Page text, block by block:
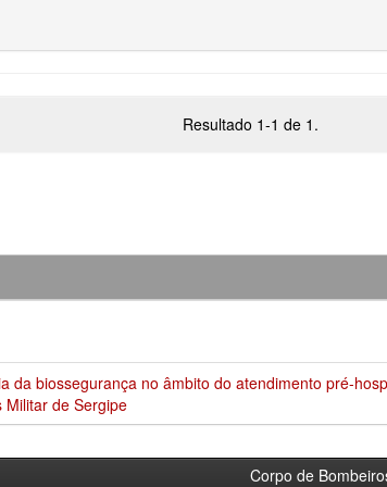
Resultado 1-1 de 1.
da biossegurança no âmbito do atendimento pré-
Militar de Sergipe
Corpo de